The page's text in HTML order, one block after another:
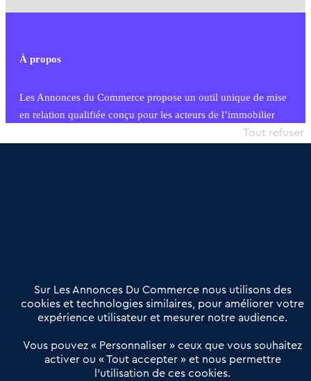
À propos
Les Annonces du Commerce propose un outil unique de mise
en relation qualifiée conçu pour les acteurs de l’immobilier
commercial et les collectivités territoriales, simple et intégrant
Offres Pro
Actualités
Qui sommes nous ?
Derniers articles
Réseau 3C : un partenaire national dédié aux transactions
Sur Les Annonces Du Commerce nous utilisons des
cookies et technologies similaires, pour améliorer votre
expérience utilisateur et mesurer notre audience.
Vous pouvez « Personnaliser » ceux que vous souhaitez
activer ou « Tout accepter » et nous permettre
l’utilisation de ces cookies.
Tout refuser